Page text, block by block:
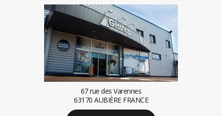
67 rue des Varennes
63170 AUBIÈRE FRANCE